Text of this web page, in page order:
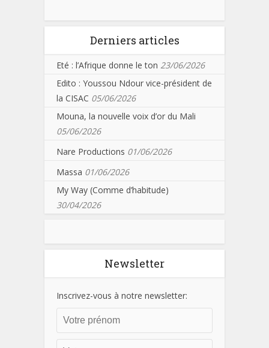
Derniers articles
Eté : l’Afrique donne le ton 23/06/2026
Edito : Youssou Ndour vice-président de
la CISAC 05/06/2026
Mouna, la nouvelle voix d’or du Mali
05/06/2026
Nare Productions 01/06/2026
Massa 01/06/2026
My Way (Comme d’habitude)
30/04/2026
Newsletter
Inscrivez-vous à notre newsletter: